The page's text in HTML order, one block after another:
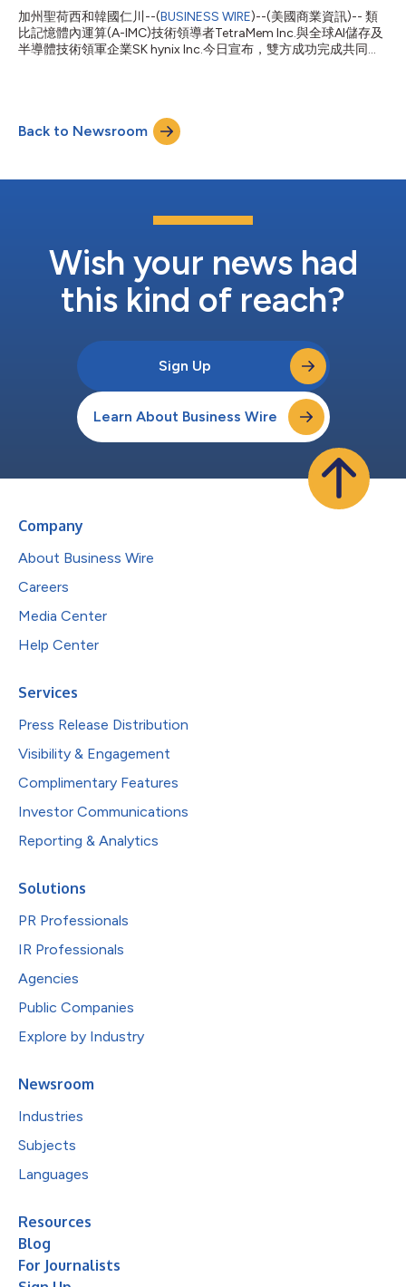
加州聖荷西和韓國仁川--(BUSINESS WIRE)--(美國商業資訊)-- 類
比記憶體內運算(A-IMC)技術領導者TetraMem Inc.與全球AI儲存及
半導體技術領軍企業SK hynix Inc.今日宣布，雙方成功完成共同技
智慧系統》(Advanced Intelligent Systems)期刊上發表。該研究
還被選為期刊封面文章，彰顯其技術創新性以及對下一代AI運算的
潛在影響。 此次合作將SK hynix在先進儲存技術領域的專長與
構，以因應人工智慧面臨的最緊迫挑戰之一：降低快速成長的AI工
十億持續擴充至數兆，處理器與記憶體之間的資料搬移已成為系統
功耗、延遲及散熱問題的主要誘因。類比記憶體內運算(A-IM...
Back to Newsroom
Wish your news had
this kind of reach?
Sign Up
Learn About Business Wire
Company
About Business Wire
Careers
Media Center
Help Center
Services
Press Release Distribution
Visibility & Engagement
Complimentary Features
Investor Communications
Reporting & Analytics
Solutions
PR Professionals
IR Professionals
Agencies
Public Companies
Explore by Industry
Newsroom
Industries
Subjects
Languages
Resources
Blog
For Journalists